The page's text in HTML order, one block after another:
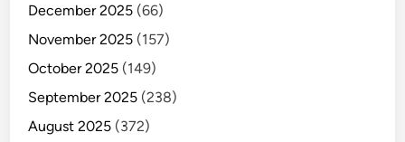
December 2025 (66)
November 2025 (157)
October 2025 (149)
September 2025 (238)
August 2025 (372)